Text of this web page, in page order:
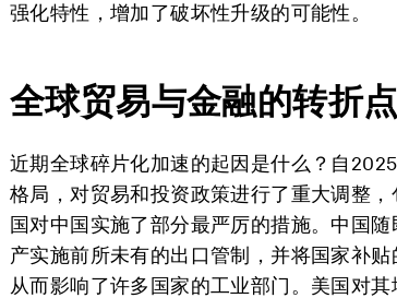
强化特性，增加了破坏性升级的可能性。
全球贸易与金融的转折点
近期全球碎片化加速的起因是什么？自
格局，对贸易和投资政策进行了重大调整
国对中国实施了部分最严厉的措施。中国
产实施前所未有的出口管制，并将国家补
从而影响了许多国家的工业部门。美国对